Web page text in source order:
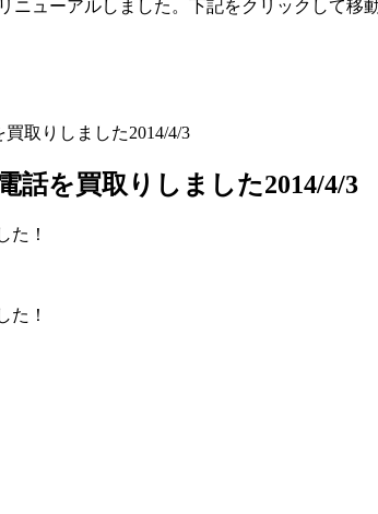
ューアルしました。下記をクリックして移
買取りしました2014/4/3
話を買取りしました2014/4/3
た！
た！